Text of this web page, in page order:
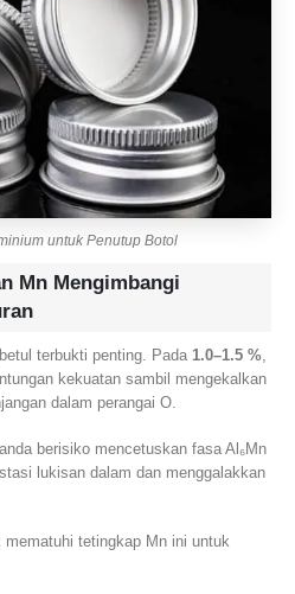
untuk Penutup Botol
Mn Mengimbangi
terbukti penting. Pada 1.0–1.5 %,
kekuatan sambil mengekalkan
dalam perangai O.
berisiko mencetuskan fasa Al₆Mn
lukisan dalam dan menggalakkan
tetingkap Mn ini untuk